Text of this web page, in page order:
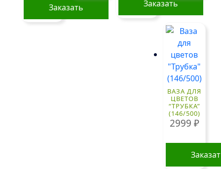
Заказать Заказать
ВАЗА ДЛЯ
ЦВЕТОВ
“ТРУБКА”
(146/500)
2999 ₽